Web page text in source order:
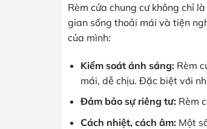
Rèm cửa chung cư không chỉ
gian sống thoải mái và tiện
của mình:
Kiểm soát ánh sáng:Rèm
mái, dễ chịu. Đặc biệt với
Đảm bảo sự riêng tư:Rèm
Cách nhiệt, cách âm:Một